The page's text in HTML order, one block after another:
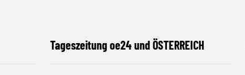
Tageszeitung oe24 und ÖSTERREICH